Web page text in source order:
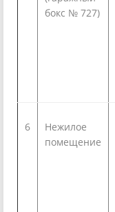
бокс № 727)
6
Нежилое
помещение